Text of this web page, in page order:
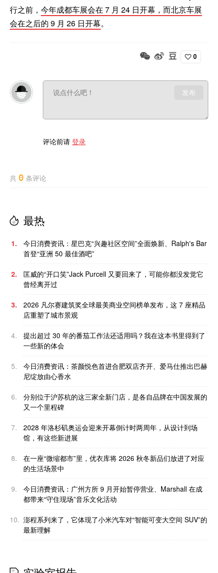
行之前， 今年成都车展会在 7 月 24 日开幕，而北京车展
会在之后的 9 月 26 日开幕。
0
发布
评论前请 登录
共 0 条评论
最热
1.
今日消费资讯：星巴克“兴趣社区空间”全面焕新、Ralph's Bar
首登“亚洲 50 最佳酒吧”
2.
匡威的“开口笑”Jack Purcell 又要回来了，可能你都没发觉它
曾经离开过
3.
2026 凡尔赛建筑奖全球最美商业空间榜单发布，这 7 座精品
店重塑了城市景观
4.
提出超过 30 年的番茄工作法还适用吗？我在这本书里得到了
一些新的体会
5.
今日消费资讯：茶颜悦色首进合肥双店齐开、爱马仕推出巴赫
尼绽放由心香水
6.
分别位于沪苏杭的这三家全新门店，是各自品牌在中国发展的
又一个里程碑
7.
2028 年洛杉矶奥运会迎来开幕倒计时两周年，从设计到场
馆，有这些新进展
8.
在一座“微缩都市”里，优衣库将 2026 秋冬新品们放进了对应
的生活场景中
9.
今日消费资讯：广州方所 9 月开始暂停营业、Marshall 在成
都带来“守住现场”音乐文化活动
10. 澎程系列来了，它体现了小米汽车对“智能可变大空间 SUV”的
最新理解